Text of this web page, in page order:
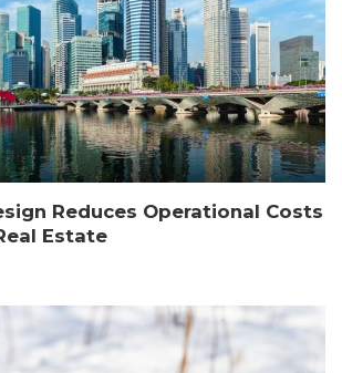
Reduces Operational Costs
Estate